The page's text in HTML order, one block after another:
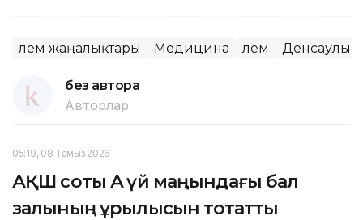
Әлем жаңалықтары Медицина Әлем Денсаулық
без автора
Авторлар
05:19, 08 Тамыз 2026
АҚШ соты Ақ үй маңындағы бал
залының құрылысын тоқтатты